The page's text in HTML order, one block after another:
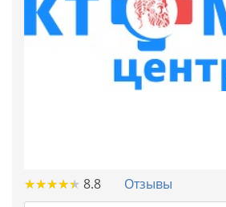
★★★★★
★★★★★ 8.8 Отзывы